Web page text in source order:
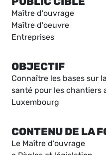
Maître d'ouvrage
Maître d'oeuvre
Entreprises
OBJECTIF
Connaître les bases sur
santé pour les chantiers
Luxembourg
CONTENU DE LA
Le Maître d’ouvrage